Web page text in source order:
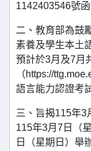
1142403546號函
二、教育部為鼓
素養及學生本土
預計於3月及7月
（https://
語言能力認證考
三、旨揭115年3
115年3月7日（
日（星期日）舉